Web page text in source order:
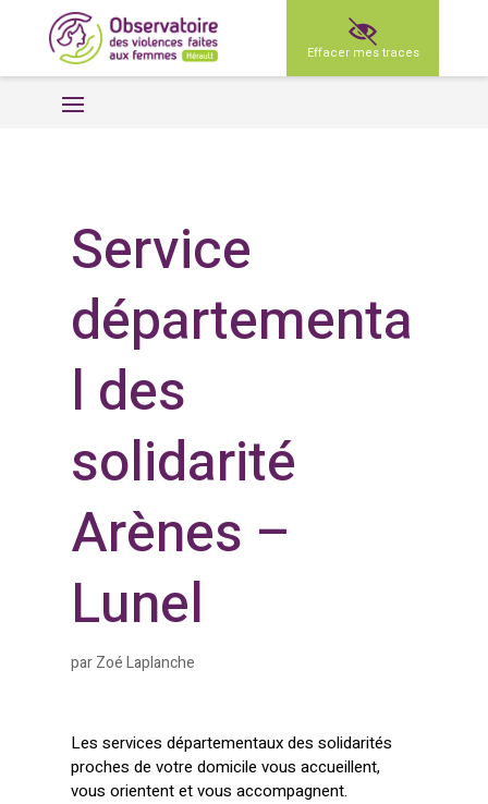
Effacer mes traces
Service
départementa
l des
solidarité
Arènes –
Lunel
parZoé Laplanche
Les services départementaux des solidarités
proches de votre domicile vous accueillent,
vous orientent et vous accompagnent.